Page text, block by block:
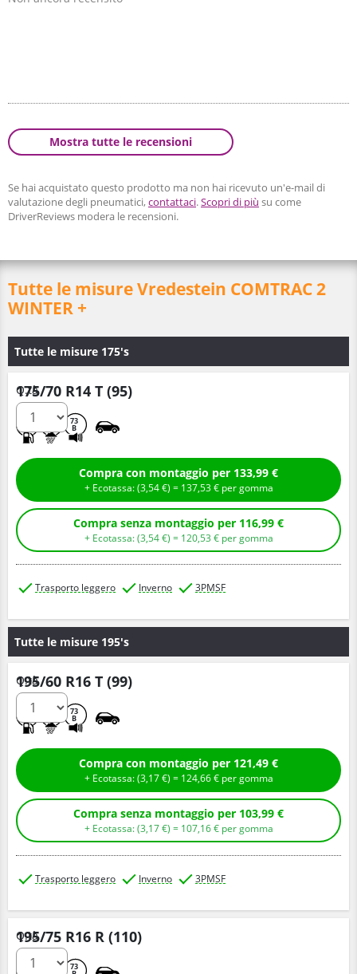
Mostra tutte le recensioni
Se hai acquistato questo prodotto ma non hai ricevuto un'e-mail di
valutazione degli pneumatici,contattaci.Scopri di più su come
DriverReviews modera le recensioni.
Tutte le misure Vredestein COMTRAC 2
WINTER +
Tutte le misure 175's
175/70 R14 T (95)
73
B
Q.tà
Compra con montaggio per 133,99 €
+ Ecotassa: (3,54€ ) = 137,53€ per gomma
Compra senza montaggio per 116,99 €
+ Ecotassa: (3,54€ ) = 120,53 € per gomma
Trasporto leggero Inverno 3PMSF
Tutte le misure 195's
195/60 R16 T (99)
73
B
Q.tà
Compra con montaggio per 121,49 €
+ Ecotassa: (3,17€ ) = 124,66€ per gomma
Compra senza montaggio per 103,99 €
+ Ecotassa: (3,17€ ) = 107,16€ per gomma
Trasporto leggero Inverno 3PMSF
195/75 R16 R (110)
73
Q.tà